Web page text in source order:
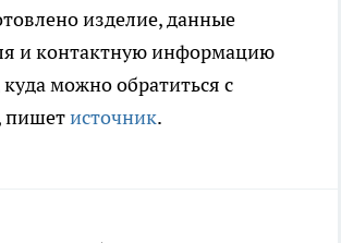
изделие, данные
и контактную информацию
можно обратиться с
пишетисточник.